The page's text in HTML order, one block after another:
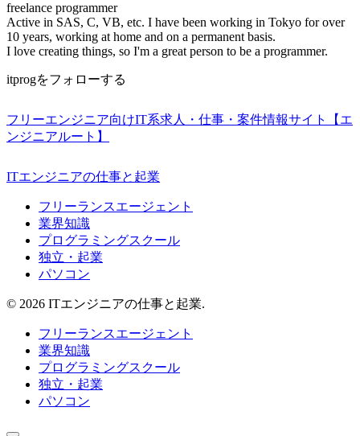
freelance programmer
Active in SAS, C, VB, etc. I have been working in Tokyo for over
10 years, working at home and on a permanent basis.
I love creating things, so I'm a great person to be a programmer.
itprogをフォローする
フリーエンジニア向けIT系求人・仕事・案件情報サイト【エ
ンジニアルート】
ITエンジニアの仕事と起業
フリーランスエージェント
業界知識
プログラミングスクール
独立・起業
パソコン
© 2026 ITエンジニアの仕事と起業.
フリーランスエージェント
業界知識
プログラミングスクール
独立・起業
パソコン